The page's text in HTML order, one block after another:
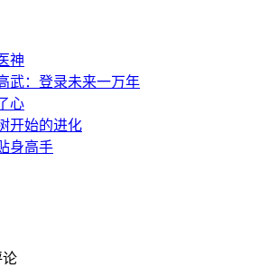
神
武：登录未来一万年
心
开始的进化
身高手
论